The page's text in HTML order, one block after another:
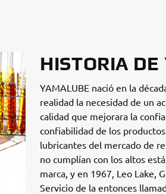
HISTORIA
YAMALUBE nació en la
realidad la necesidad de un
calidad que mejorara la
confiabilidad de los
lubricantes del mercado de
no cumplían con los altos
marca, y en 1967, Leo Lake,
Servicio de la entonces